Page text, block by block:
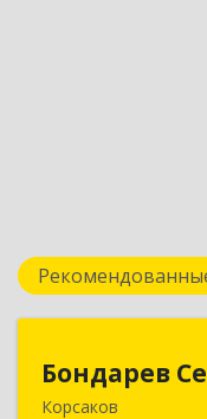
Бондарев
Корсаков